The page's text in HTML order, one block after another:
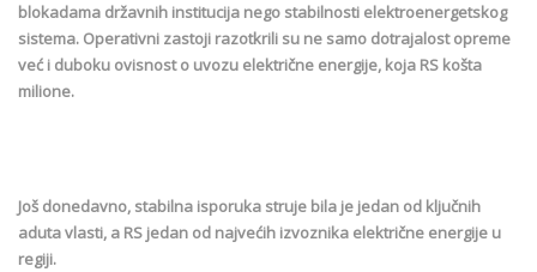
blokadama državnih institucija nego stabilnosti elektroenergetskog
sistema. Operativni zastoji razotkrili su ne samo dotrajalost opreme
već i duboku ovisnost o uvozu električne energije, koja RS košta
milione.
Još donedavno, stabilna isporuka struje bila je jedan od ključnih
aduta vlasti, a RS jedan od najvećih izvoznika električne energije u
regiji.